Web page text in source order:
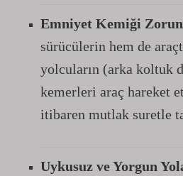
Emniyet Kemiği
sürücülerin hem de
yolcuların (arka koltuk
kemerleri araç hareket
itibaren mutlak suretle
Uykusuz ve Yorgun